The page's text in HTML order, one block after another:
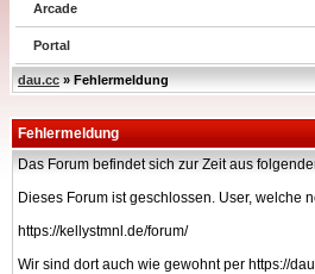
Arcade
Portal
dau.cc » Fehlermeldung
Fehlermeldung
Das Forum befindet sich zur Zeit aus
Dieses Forum ist geschlossen. User, welche
https://kellystmnl.de/forum/
Wir sind dort auch wie gewohnt per https://